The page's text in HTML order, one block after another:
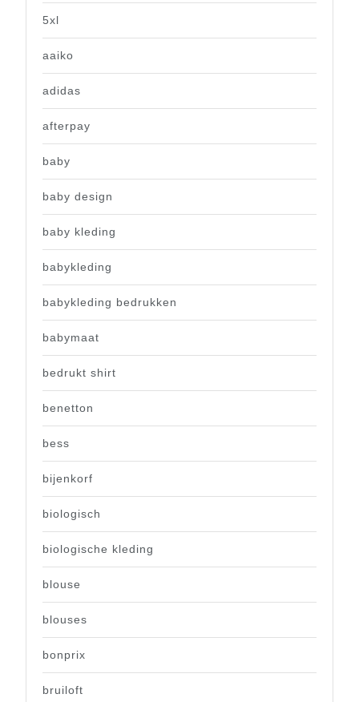
5xl
aaiko
adidas
afterpay
baby
baby design
baby kleding
babykleding
babykleding bedrukken
babymaat
bedrukt shirt
benetton
bess
bijenkorf
biologisch
biologische kleding
blouse
blouses
bonprix
bruiloft